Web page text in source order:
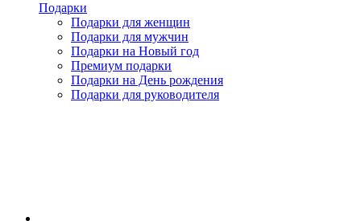
Подарки
Подарки для женщин
Подарки для мужчин
Подарки на Новый год
Премиум подарки
Подарки на День рождения
Подарки для руководителя